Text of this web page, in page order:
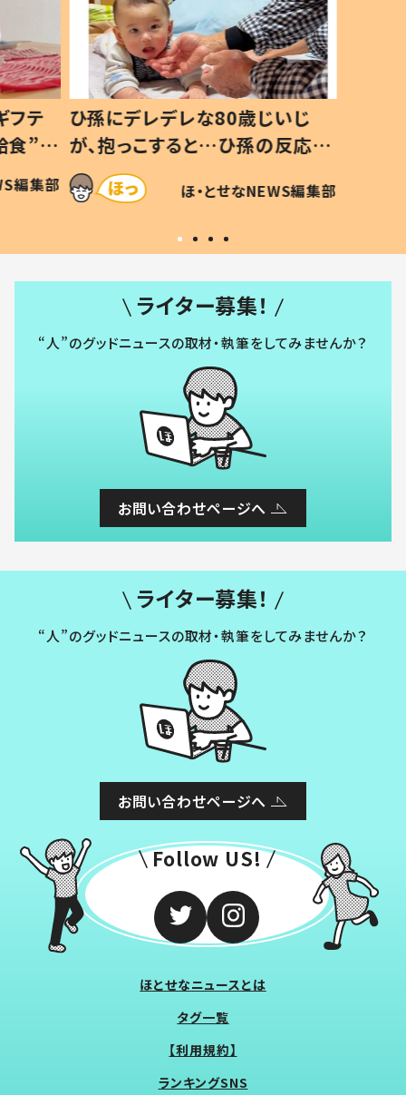
じ
応に
方な
編集部
生後8ヶ月で亡くなった息子 約
3年半後、当時の妻の日記に書い
てあった本音とは
ほ・とせなNEWS編集部
ライター募集！
“人”のグッドニュースの取材・執筆をしてみませんか？
お問い合わせページへ
ライター募集！
“人”のグッドニュースの取材・執筆をしてみませんか？
お問い合わせページへ
Follow US!
ほとせなニュースとは
タグ一覧
【利用規約】
ランキングSNS